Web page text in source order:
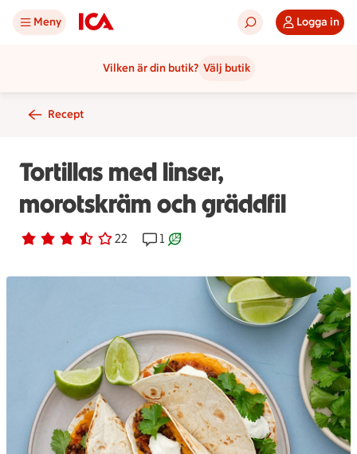
Meny Logga in
Vilken är din butik? Välj butik
Recept
Tortillas med linser,
morotskräm och gräddfil
Betyg 3.4 av 5. 22
22 personer har röstatReceptet har 1 kommentarer
1 Receptet är ett klimartsmart val.